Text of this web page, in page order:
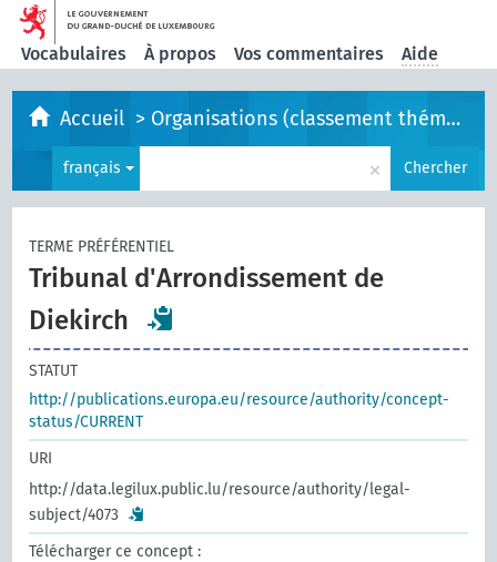
Vocabulaires À propos Vos commentaires Aide
Accueil > Organisations (classement thématique)
français × Chercher
TERME PRÉFÉRENTIEL
Tribunal d'Arrondissement de
Diekirch
STATUT
http://publications.europa.eu/resource/authority/concept-
status/CURRENT
URI
http://data.legilux.public.lu/resource/authority/legal-
subject/4073
Télécharger ce concept :